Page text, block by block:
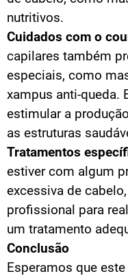
nutritivos.
Cuidados com o
capilares também
especiais, como
xampus anti-queda.
estimular a
as estruturas
Tratamentos
estiver com algum
excessiva de
profissional para
um tratamento
Conclusão
Esperamos que